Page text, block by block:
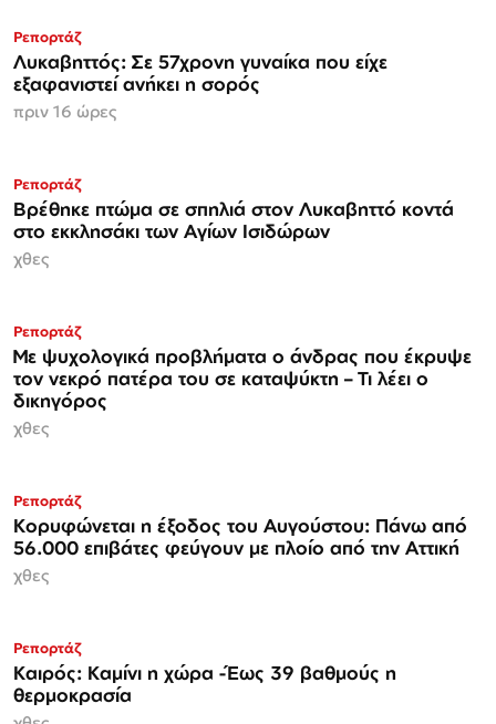
Ρεπορτάζ
Λυκαβηττός: Σε 57χρονη γυναίκα που είχε
εξαφανιστεί ανήκει η σορός
πριν 16 ώρες
Ρεπορτάζ
Βρέθηκε πτώμα σε σπηλιά στον Λυκαβηττό κοντά
στο εκκλησάκι των Αγίων Ισιδώρων
χθες
Ρεπορτάζ
Με ψυχολογικά προβλήματα ο άνδρας που έκρυψε
τον νεκρό πατέρα του σε καταψύκτη – Τι λέει ο
δικηγόρος
χθες
Ρεπορτάζ
Κορυφώνεται η έξοδος του Αυγούστου: Πάνω από
56.000 επιβάτες φεύγουν με πλοίο από την Αττική
χθες
Ρεπορτάζ
Καιρός: Καμίνι η χώρα -Έως 39 βαθμούς η
θερμοκρασία